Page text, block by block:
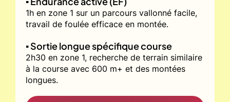
1h en zone 1 sur un parcours vallonné facile,
travail de foulée efficace en montée.
▪️ Sortie longue spécifique course
2h30 en zone 1, recherche de terrain similaire
à la course avec 600 m+ et des montées
longues.